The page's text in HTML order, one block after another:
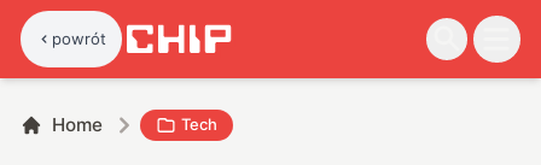
powrót
Home Tech